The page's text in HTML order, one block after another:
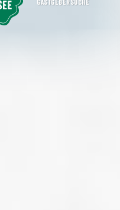
Otterfing
GASTGEBERSUCHE